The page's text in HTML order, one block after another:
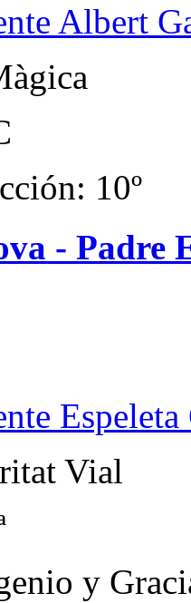
Albert
10º
- Padre
Espeleta
Vial
y